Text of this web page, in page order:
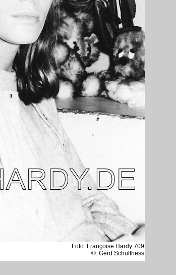
Foto: Françoise Hardy 709
©: Gerd Schulthess